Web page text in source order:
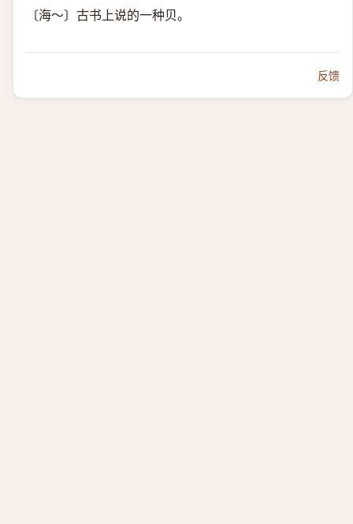
〔海～〕古书上说的一种贝。
反馈